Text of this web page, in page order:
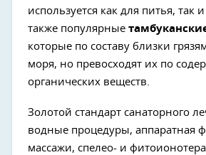
используется как для питья, так
также популярные
которые по составу близки
моря, но превосходят их по
органических веществ.
Золотой стандарт санаторного
водные процедуры, аппаратная
массажи, спелео- и